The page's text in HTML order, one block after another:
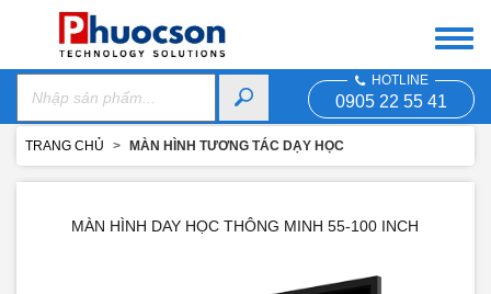
HOTLINE
0905 22 55 41
TRANG CHỦ MÀN HÌNH TƯƠNG TÁC DẠY HỌC
MÀN HÌNH DAY HỌC THÔNG MINH 55-100 INCH